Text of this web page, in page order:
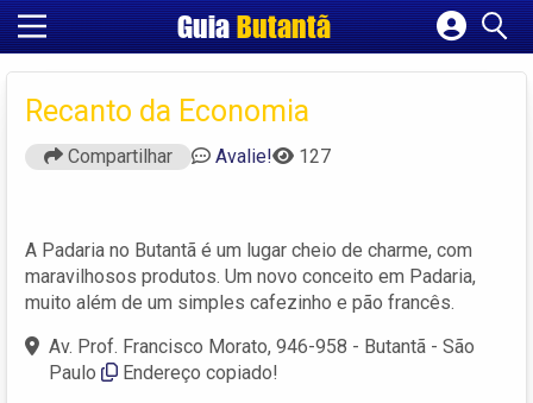
GuiaButantã
Cadastrar empresa
Criar conta
Recanto da Economia
Compartilhar Avalie! 127
A Padaria no Butantã é um lugar cheio de charme, com
maravilhosos produtos. Um novo conceito em Padaria,
muito além de um simples cafezinho e pão francês.
Av. Prof. Francisco Morato, 946-958 - Butantã - São
Paulo
Endereço copiado!